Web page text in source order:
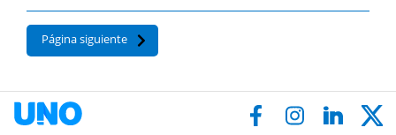
Página siguiente